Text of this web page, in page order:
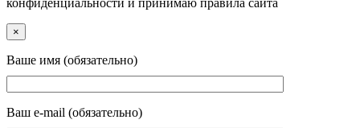
×
Ваше имя (обязательно)
Ваш e-mail (обязательно)